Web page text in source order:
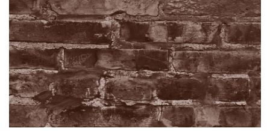
Texture